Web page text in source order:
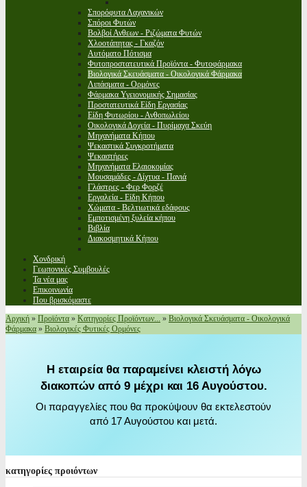
Σπορόφυτα Λαχανικών
Σπόροι Φυτών
Βολβοί Ανθεων - Ριζώματα Φυτών
Χλοοτάπητας - Γκαζόν
Αυτόματο Πότισμα
Φυτοπροστατευτικά Προϊόντα - Φυτοφάρμακα
Βιολογικά Σκευάσματα - Οικολογικά Φάρμακα
Λιπάσματα - Ορμόνες
Φάρμακα Υγειονομικής Σημασίας
Προστατευτικά Είδη Εργασίας
Είδη Φυτωρίου - Ανθοπωλείου
Οικολογικά Δοχεία - Πυρίμαχα Σκεύη
Μηχανήματα Κήπου
Ψεκαστικά Συγκροτήματα
Ψεκαστήρες
Μηχανήματα Ελαιοκομίας
Μουσαμάδες - Δίχτυα - Πανιά
Γλάστρες - Φερ Φορζέ
Εργαλεία - Είδη Κήπου
Χώματα - Βελτιωτικά εδάφους
Εμποτισμένη ξυλεία κήπου
Βιβλία
Διακοσμητικά Κήπου
Χονδρική
Γεωπονικές Συμβουλές
Τα νέα μας
Επικοινωνία
Που βρισκόμαστε
Αρχική » Προϊόντα » Κατηγορίες Προϊόντων... » Βιολογικά Σκευάσματα - Οικολογικά
Φάρμακα » Βιολογικές Φυτικές Ορμόνες
Η εταιρεία θα παραμείνει κλειστή λόγω
διακοπών από 9 μέχρι και 16 Αυγούστου.
Οι παραγγελίες που θα προκύψουν θα εκτελεστούν
από 17 Αυγούστου και μετά.
κατηγορίες προιόντων